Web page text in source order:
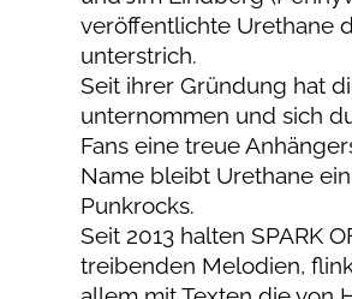
veröffentlichte Urethane
unterstrich.
Seit ihrer Gründung hat
unternommen und sich
Fans eine treue
Name bleibt Urethane
Punkrocks.
Seit 2013 halten SPARK
treibenden Melodien,